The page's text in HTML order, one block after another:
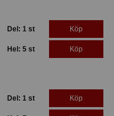
Del: 1 st Köp
Hel: 5 st Köp
Del: 1 st Köp